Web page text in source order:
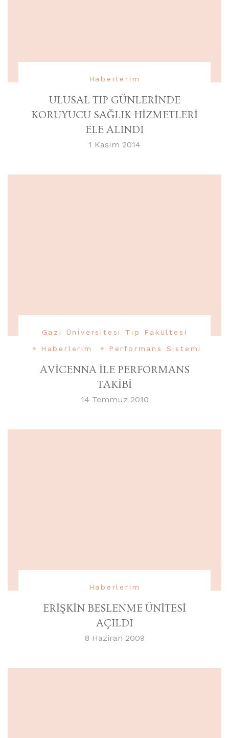
Haberlerim
ULUSAL TIP GÜNLERİNDE
KORUYUCU SAĞLIK HİZMETLERİ
ELE ALINDI
1 Kasım 2014
Gazi Üniversitesi Tıp Fakültesi
Haberlerim
Performans Sistemi
AVİCENNA İLE PERFORMANS
TAKİBİ
14 Temmuz 2010
Haberlerim
ERİŞKİN BESLENME ÜNİTESİ
AÇILDI
8 Haziran 2009